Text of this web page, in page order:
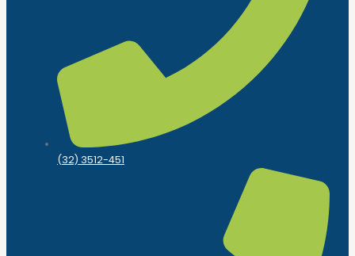
(32) 3512-451